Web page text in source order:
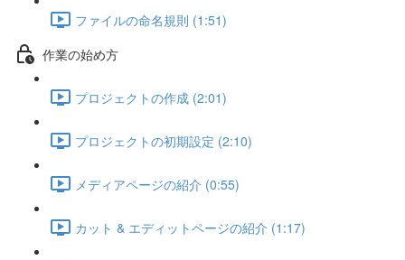
ファイルの命名規則 (1:51)
作業の始め方
プロジェクトの作成 (2:01)
プロジェクトの初期設定 (2:10)
メディアページの紹介 (0:55)
カット & エディットページの紹介 (1:17)